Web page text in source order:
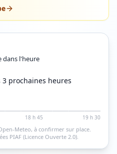
dans l'heure
prochaines heures
18 h 45 19 h 30
Meteo, à confirmer sur place.
PIAF (Licence Ouverte 2.0).